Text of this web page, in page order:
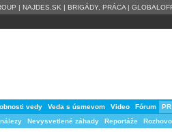
| NAJDES.SK | BRIGÁDY, PRÁCA |
Nevysvetlené záhady Reportáže
vedy Veda s úsmevom Video Fórum